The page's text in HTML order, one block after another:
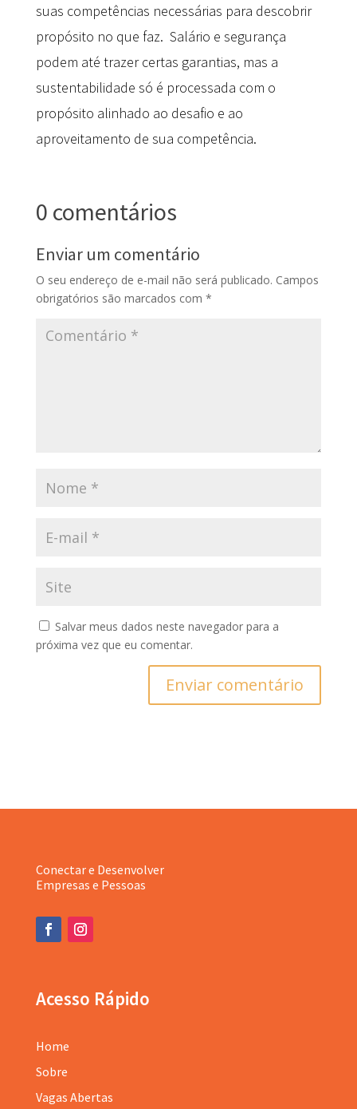
suas competências necessárias para descobrir
propósito no que faz. Salário e segurança
podem até trazer certas garantias, mas a
sustentabilidade só é processada com o
propósito alinhado ao desafio e ao
aproveitamento de sua competência.
0 comentários
Enviar um comentário
O seu endereço de e-mail não será publicado. Campos
obrigatórios são marcados com *
Salvar meus dados neste navegador para a
próxima vez que eu comentar.
Enviar comentário
Conectar e Desenvolver
Empresas e Pessoas
Acesso Rápido
Home
Sobre
Vagas Abertas